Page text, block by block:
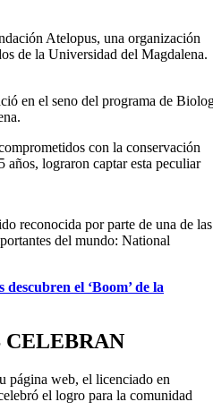
Atelopus, una organización
de la Universidad del Magdalena.
en el seno del programa de
con la conservación
años, lograron captar esta peculiar
reconocida por parte de una de las
del mundo: National
el ‘Boom’ de la
página web, el licenciado en
el logro para la comunidad